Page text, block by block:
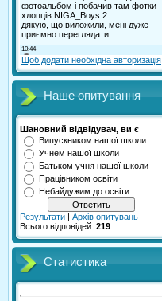
Щоб додати необхідна авторизація
Наше опитування
Шановний відвідувач, ви є
Випускником нашої школи
Учнем нашої школи
Батьком учня нашої школи
Працівником освіти
Небайдужим до освіти
Результати | Архів опитувань
Всього відповідей: 219
Статистика